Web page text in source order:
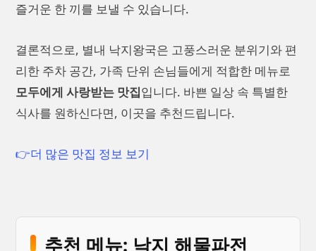
즐거운 한 끼를 보낼 수 있습니다.
결론적으로, 별내 낙지왕국은 고풍스러운 분위기와 편
리한 주차 공간, 가족 단위 손님들에게 적합한 메뉴로
모두에게 사랑받는 맛집입니다. 바쁜 일상 속 특별한
식사를 원하신다면, 이곳을 추천드립니다.
👉더 많은 맛집 정보 보기
추천 메뉴: 낙지 해물파전